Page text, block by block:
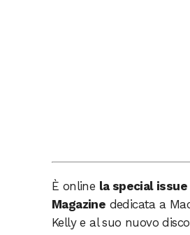
È online la special issue
Magazine dedicata a
Kelly e al suo nuovo